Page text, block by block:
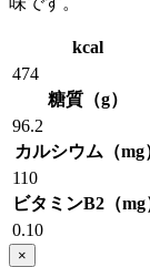
kcal
474
糖質（g）
96.2
カルシウム（mg
110
ビタミンB2（mg
0.10
×